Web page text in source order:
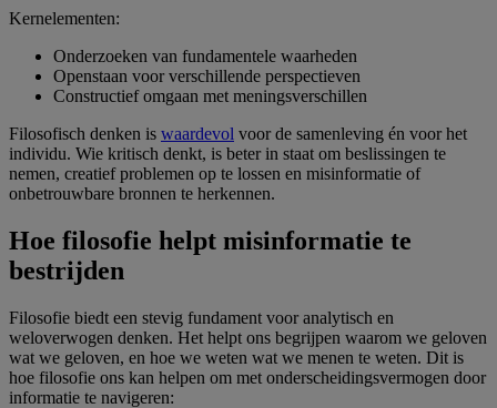
Kernelementen:
Onderzoeken van fundamentele waarheden
Openstaan voor verschillende perspectieven
Constructief omgaan met meningsverschillen
Filosofisch denken is waardevol voor de samenleving én voor het
individu. Wie kritisch denkt, is beter in staat om beslissingen te
nemen, creatief problemen op te lossen en misinformatie of
onbetrouwbare bronnen te herkennen.
Hoe filosofie helpt misinformatie te
bestrijden
Filosofie biedt een stevig fundament voor analytisch en
weloverwogen denken. Het helpt ons begrijpen waarom we geloven
wat we geloven, en hoe we weten wat we menen te weten. Dit is
hoe filosofie ons kan helpen om met onderscheidingsvermogen door
informatie te navigeren: